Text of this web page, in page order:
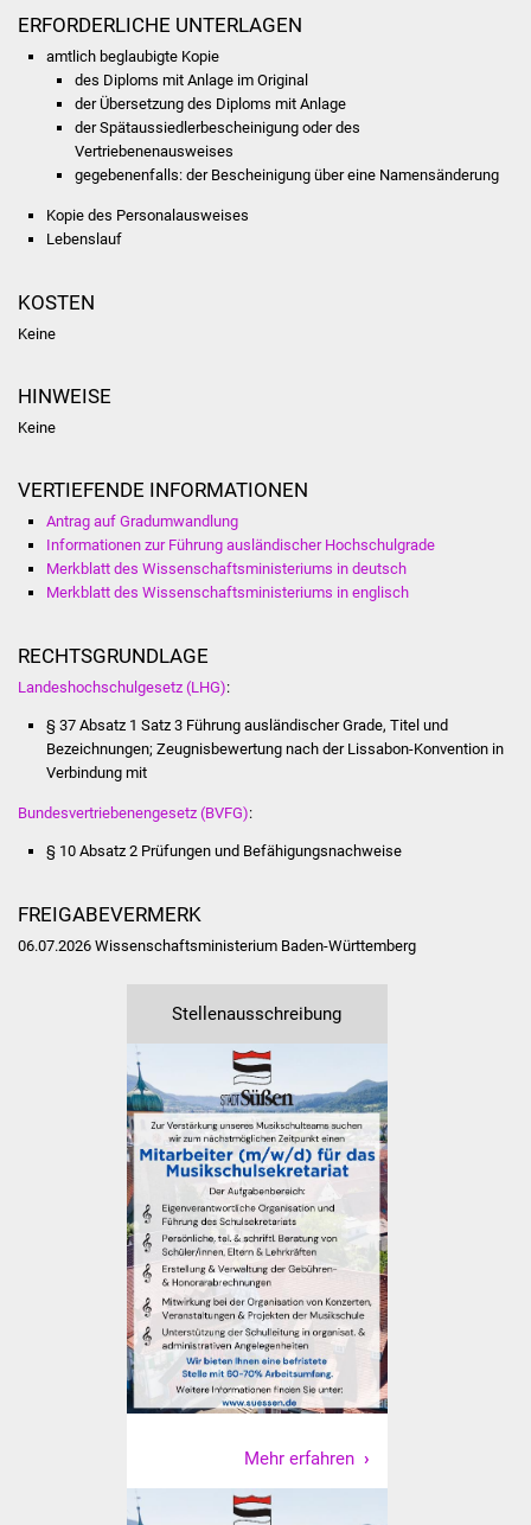
Kirchen
Lokale Agenda
Suenergie
NETZMonitor
Gesundheit und Notfall
ÖPNV
Abfall und Entsorgung
Kultur & Freizeit
Veranstaltungen
Stadtfest
Ostermarkt
Einrichtungen
Hallenbad
Stadtbücherei
Stadtarchiv
Zehntscheuer
ERFORDERLICHE UNTERLAGEN
amtlich beglaubigte Kopie
des Diploms mit Anlage im Original
der Übersetzung des Diploms mit Anlage
der Spätaussiedlerbescheinigung oder des
Vertriebenenausweises
gegebenenfalls: der Bescheinigung über eine Namensänderung
Kopie des Personalausweises
Lebenslauf
KOSTEN
Keine
HINWEISE
Keine
VERTIEFENDE INFORMATIONEN
Antrag auf Gradumwandlung
Informationen zur Führung ausländischer Hochschulgrade
Merkblatt des Wissenschaftsministeriums in deutsch
Merkblatt des Wissenschaftsministeriums in englisch
RECHTSGRUNDLAGE
Landeshochschulgesetz (LHG):
§ 37 Absatz 1 Satz 3 Führung ausländischer Grade, Titel und
Bezeichnungen; Zeugnisbewertung nach der Lissabon-Konvention in
Verbindung mit
Bundesvertriebenengesetz (BVFG):
§ 10 Absatz 2 Prüfungen und Befähigungsnachweise
FREIGABEVERMERK
06.07.2026 Wissenschaftsministerium Baden-Württemberg
Stellenausschreibung
Mehr erfahren